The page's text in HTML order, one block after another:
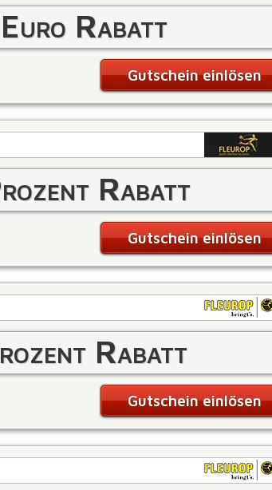
Rabatt
Gutschein einlösen
Rabatt
Gutschein einlösen
Rabatt
Gutschein einlösen